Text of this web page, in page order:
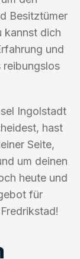
Besitztümer
kannst dich
und
Ingolstadt
hast
Seite,
um deinen
heute und
für